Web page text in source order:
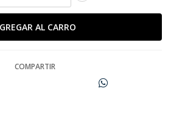
COMPARTIR